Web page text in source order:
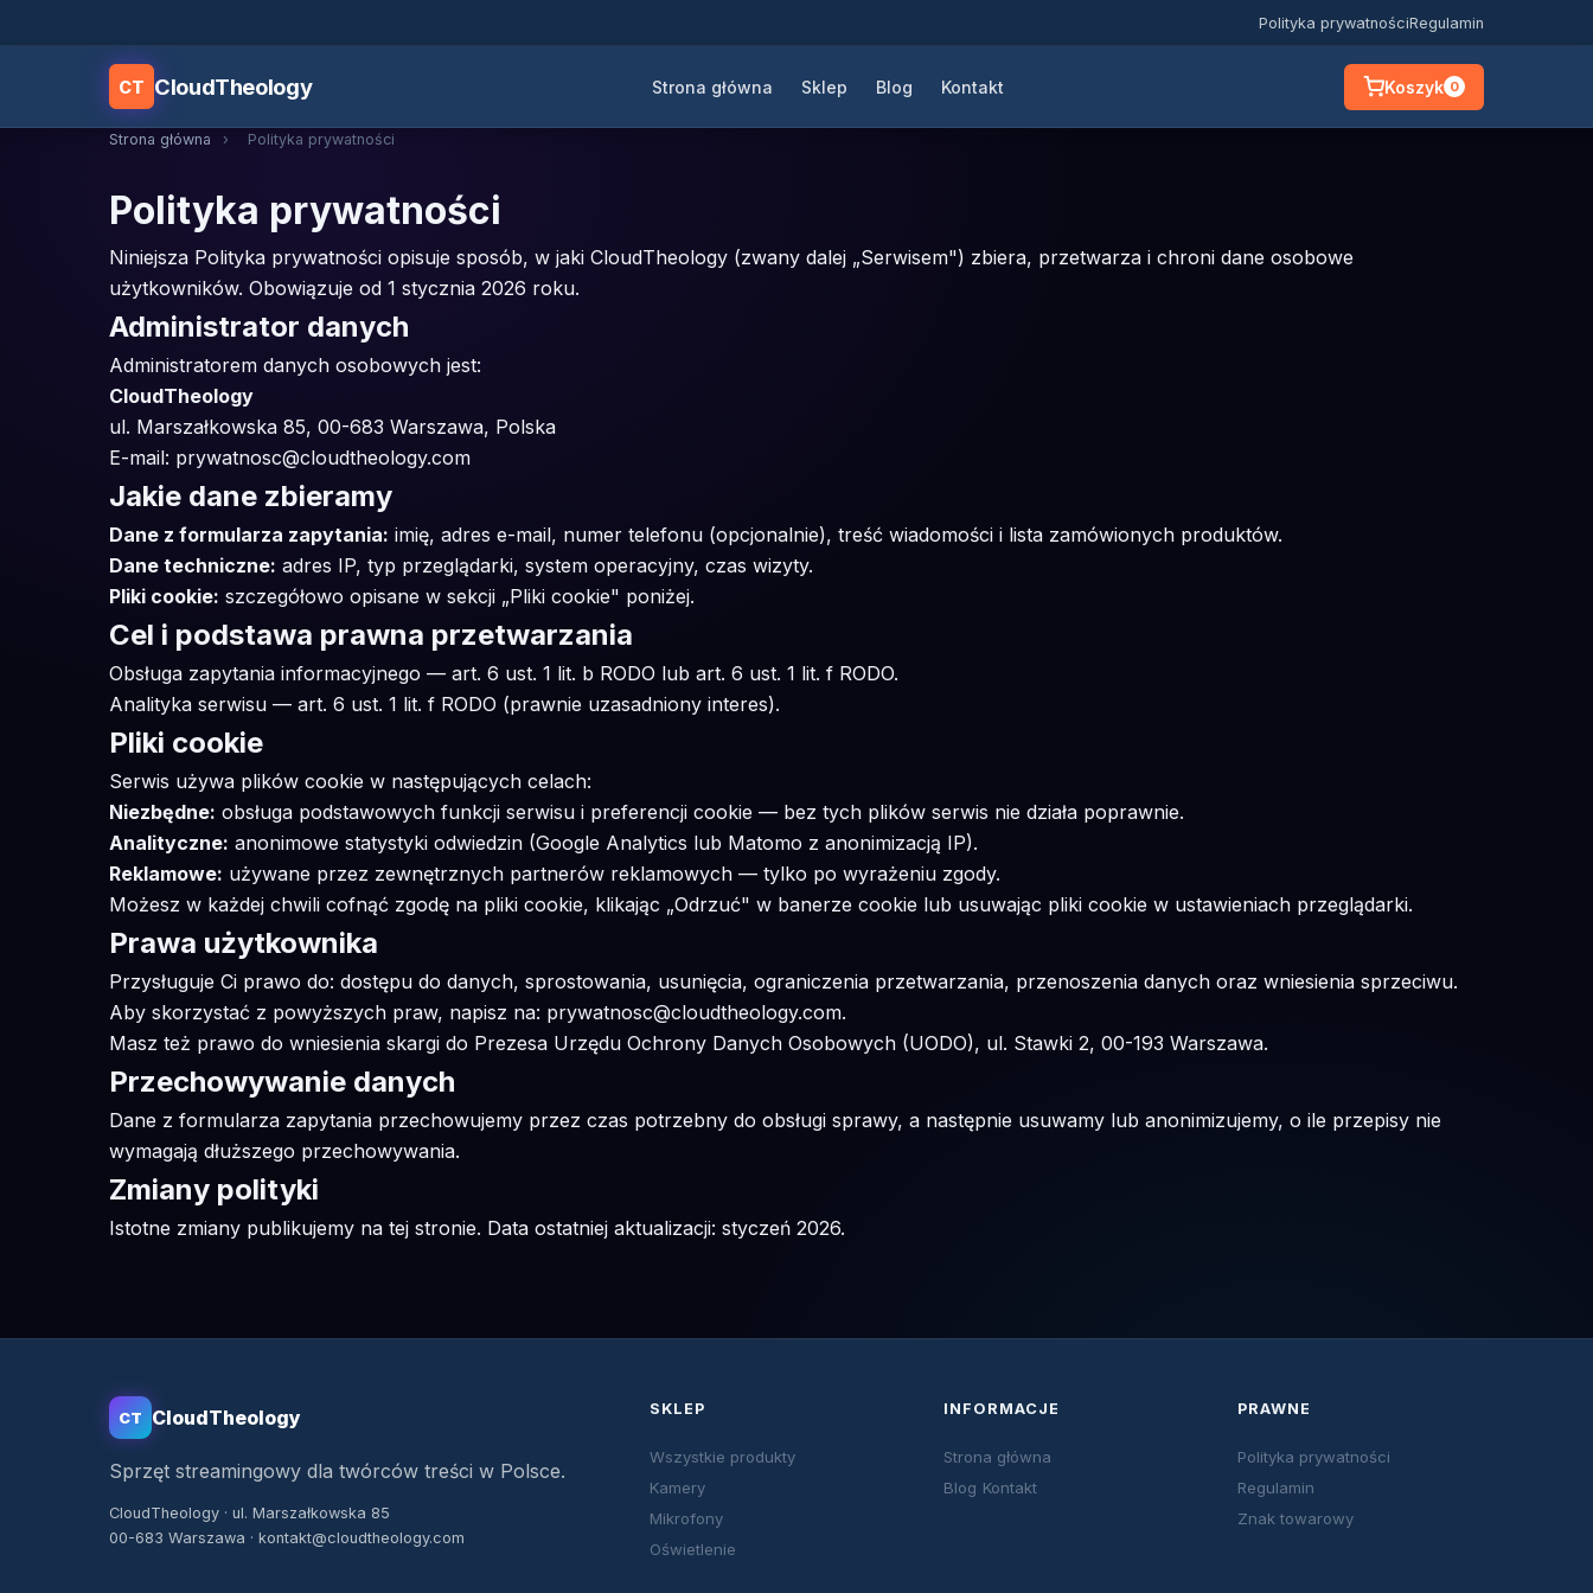
Polityka prywatnościRegulamin
CT CloudTheology Strona główna Sklep Blog Kontakt Koszyk 0
Strona główna › Polityka prywatności
Polityka prywatności
Niniejsza Polityka prywatności opisuje sposób, w jaki CloudTheology (zwany dalej „Serwisem") zbiera, przetwarza i chroni dane osobowe
użytkowników. Obowiązuje od 1 stycznia 2026 roku.
Administrator danych
Administratorem danych osobowych jest:
CloudTheology
ul. Marszałkowska 85, 00-683 Warszawa, Polska
E-mail: prywatnosc@cloudtheology.com
Jakie dane zbieramy
Dane z formularza zapytania: imię, adres e-mail, numer telefonu (opcjonalnie), treść wiadomości i lista zamówionych produktów.
Dane techniczne: adres IP, typ przeglądarki, system operacyjny, czas wizyty.
Pliki cookie: szczegółowo opisane w sekcji „Pliki cookie" poniżej.
Cel i podstawa prawna przetwarzania
Obsługa zapytania informacyjnego — art. 6 ust. 1 lit. b RODO lub art. 6 ust. 1 lit. f RODO.
Analityka serwisu — art. 6 ust. 1 lit. f RODO (prawnie uzasadniony interes).
Pliki cookie
Serwis używa plików cookie w następujących celach:
Niezbędne: obsługa podstawowych funkcji serwisu i preferencji cookie — bez tych plików serwis nie działa poprawnie.
Analityczne: anonimowe statystyki odwiedzin (Google Analytics lub Matomo z anonimizacją IP).
Reklamowe: używane przez zewnętrznych partnerów reklamowych — tylko po wyrażeniu zgody.
Możesz w każdej chwili cofnąć zgodę na pliki cookie, klikając „Odrzuć" w banerze cookie lub usuwając pliki cookie w ustawieniach przeglądarki.
Prawa użytkownika
Przysługuje Ci prawo do: dostępu do danych, sprostowania, usunięcia, ograniczenia przetwarzania, przenoszenia danych oraz wniesienia sprzeciwu.
Aby skorzystać z powyższych praw, napisz na: prywatnosc@cloudtheology.com.
Masz też prawo do wniesienia skargi do Prezesa Urzędu Ochrony Danych Osobowych (UODO), ul. Stawki 2, 00-193 Warszawa.
Przechowywanie danych
Dane z formularza zapytania przechowujemy przez czas potrzebny do obsługi sprawy, a następnie usuwamy lub anonimizujemy, o ile przepisy nie
wymagają dłuższego przechowywania.
Zmiany polityki
Istotne zmiany publikujemy na tej stronie. Data ostatniej aktualizacji: styczeń 2026.
CT CloudTheology
Sprzęt streamingowy dla twórców treści w Polsce.
CloudTheology · ul. Marszałkowska 85
00-683 Warszawa · kontakt@cloudtheology.com
SKLEP
Wszystkie produkty
Kamery
Mikrofony
Oświetlenie
INFORMACJE
Strona główna
Blog Kontakt
PRAWNE
Polityka prywatności
Regulamin
Znak towarowy